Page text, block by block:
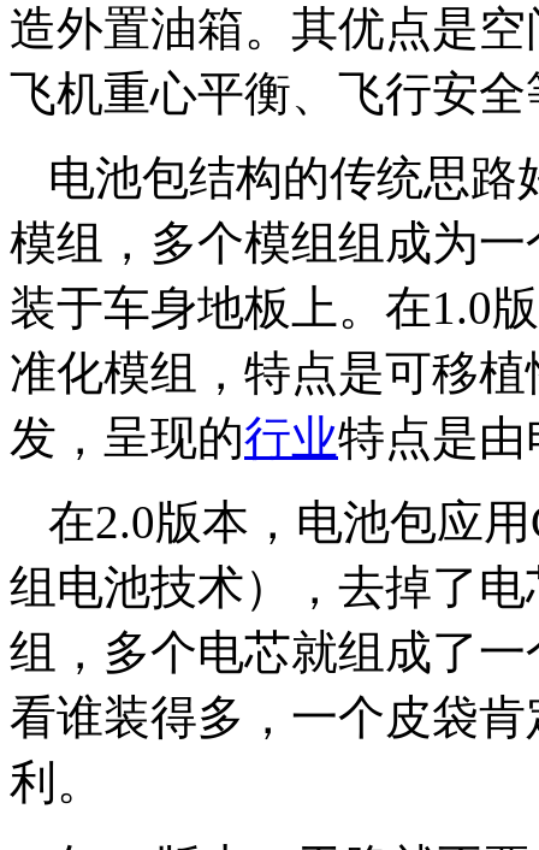
造外置油箱。其优点是
飞机重心平衡、飞行安全
电池包结构的传统思
模组，多个模组组成为
装于车身地板上。在1.0
准化模组，特点是可移
发，呈现的行业特点是
在2.0版本，电池包应
组电池技术），去掉了
组，多个电芯就组成了
看谁装得多，一个皮袋
利。